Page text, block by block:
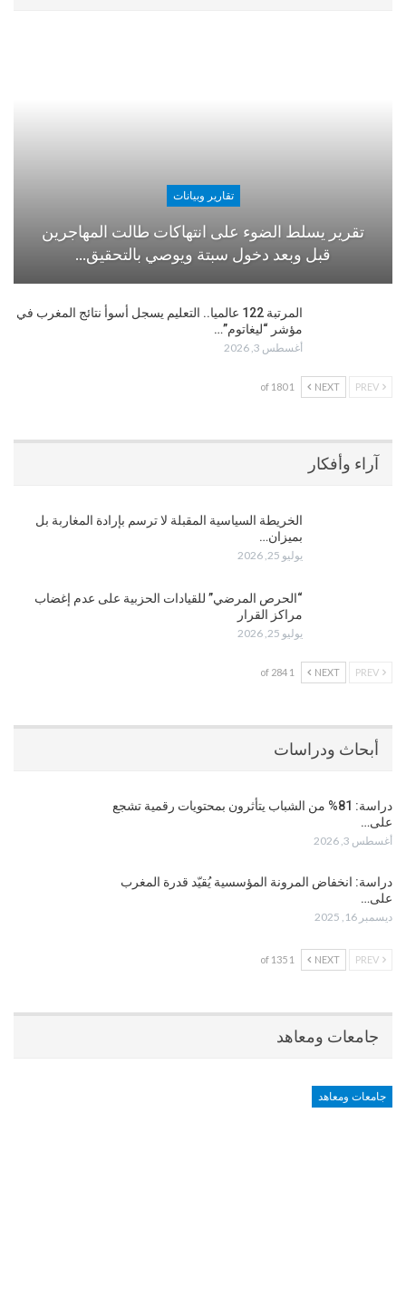
تقارير وبيانات
تقرير يسلط الضوء على انتهاكات طالت المهاجرين
قبل وبعد دخول سبتة ويوصي بالتحقيق…
المرتبة 122 عالميا.. التعليم يسجل أسوأ نتائج المغرب في
مؤشر “ليغاتوم”…
أغسطس 3, 2026
NEXT
1 of 180
آراء وأفكار
الخريطة السياسية المقبلة لا ترسم بإرادة المغاربة بل
بميزان…
يوليو 25, 2026
“الحرص المرضي” للقيادات الحزبية على عدم إغضاب
مراكز القرار
يوليو 25, 2026
NEXT
1 of 284
أبحاث ودراسات
دراسة: 81% من الشباب يتأثرون بمحتويات رقمية تشجع
على…
أغسطس 3, 2026
دراسة: انخفاض المرونة المؤسسية يُقيّد قدرة المغرب
على…
ديسمبر 16, 2025
NEXT
1 of 135
جامعات ومعاهد
جامعات ومعاهد